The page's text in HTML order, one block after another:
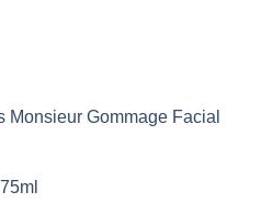
Monsieur Gommage Facial